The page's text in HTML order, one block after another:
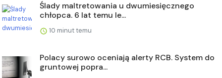
Ślady maltretowania u dwumiesięcznego
chłopca. 6 lat temu le...
10 minut temu
Polacy surowo oceniają alerty RCB. System do
gruntowej popra...